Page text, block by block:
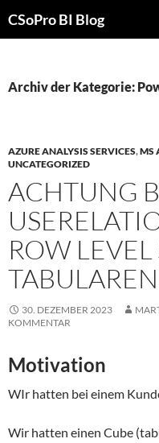
Inhalt
CSoPro BI Blog
Archiv der Kategorie:
AZURE ANALYSIS SERVICES,MS
UNCATEGORIZED
ACHTUNG
ROW
30. DEZEMBER 2023
KOMMENTAR
Motivation
WIr hatten bei einem
Wir hatten einen Cube